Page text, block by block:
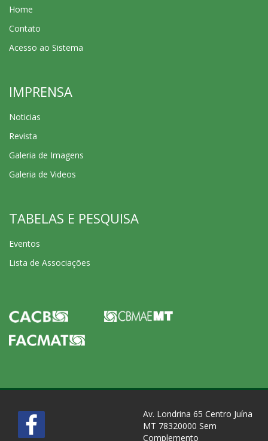
Home
Contato
Acesso ao Sistema
IMPRENSA
Noticias
Revista
Galeria de Imagens
Galeria de Videos
TABELAS E PESQUISA
Eventos
Lista de Associações
Av. Londrina 65 Centro Juína
MT 78320000 Sem
Complemento